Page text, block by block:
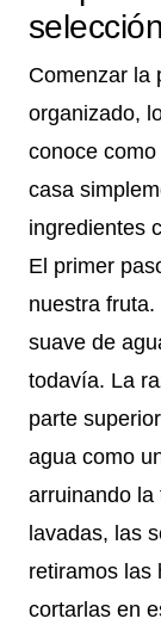
Comenzar la
organizado,
conoce
casa
ingredientes
El primer
nuestra
suave de
todavía. La
parte
agua como
arruinando la
lavadas, las
retiramos las
cortarlas en